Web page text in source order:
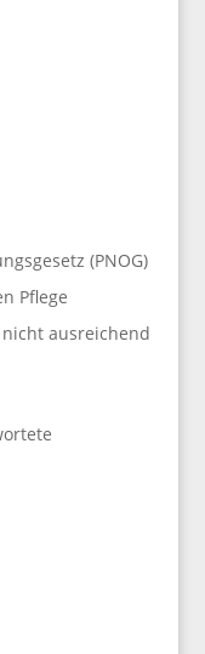
(PNOG)
Pflege
ausreichend